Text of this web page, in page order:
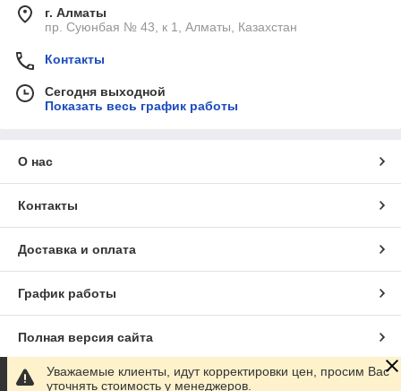
г. Алматы
пр. Суюнбая № 43, к 1, Алматы, Казахстан
Контакты
Сегодня выходной
Показать весь график работы
О нас
Контакты
Доставка и оплата
График работы
Полная версия сайта
Сайт создан на маркетплейсеSatu.kz
Уважаемые клиенты, идут корректировки цен, просим Вас
уточнять стоимость у менеджеров.